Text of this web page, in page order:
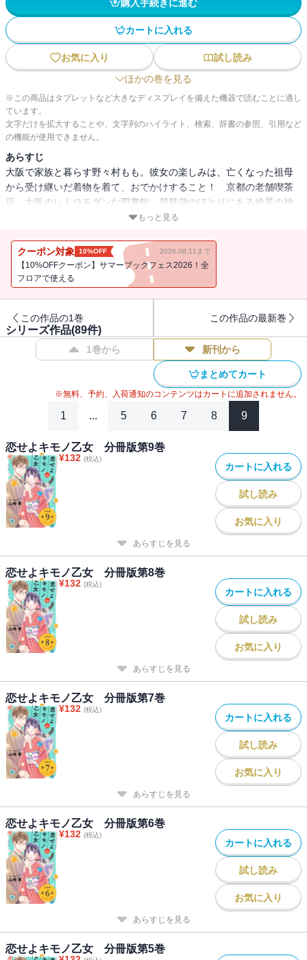
購入手続きに進む
カートに入れる
お気に入り
試し読み
ほかの巻を見る
※この商品はタブレットなど大きなディスプレイを備えた機器で読むことに適し
ています。
文字だけを拡大することや、文字列のハイライト、検索、辞書の参照、引用など
の機能が使用できません。
あらすじ
大阪で家族と暮らす野々村もも。彼女の楽しみは、亡くなった祖母
から受け継いだ着物を着て、おでかけすること！ 京都の老舗喫茶
店、大阪のレトロモダンな図書館、琵琶湖のほとりにある絶景の神
社など、関西のあちこちを大好きな着物で訪れます。おでかけ先で
心ときめく関西おでかけ漫画、開幕!! ※本作品は単行本『恋せよキ
モノ乙女』（バンチコミックス）を1話ごとに分冊したものです。
もっと見る
クーポン対象 10%OFF 2026.08.11まで
【10%OFFクーポン】サマーブックフェス2026！全
フロアで使える
この作品の1巻 この作品の最新巻
シリーズ作品(89件)
1巻から 新刊から
まとめてカート
※無料、予約、入荷通知のコンテンツはカートに追加されません。
1 ... 5 6 7 8 9
恋せよキモノ乙女 分冊版第9巻
¥132 (税込)
カートに入れる
試し読み
お気に入り
あらすじを見る
恋せよキモノ乙女 分冊版第8巻
¥132 (税込)
カートに入れる
試し読み
お気に入り
あらすじを見る
恋せよキモノ乙女 分冊版第7巻
¥132 (税込)
カートに入れる
試し読み
お気に入り
あらすじを見る
恋せよキモノ乙女 分冊版第6巻
¥132 (税込)
カートに入れる
試し読み
お気に入り
あらすじを見る
恋せよキモノ乙女 分冊版第5巻